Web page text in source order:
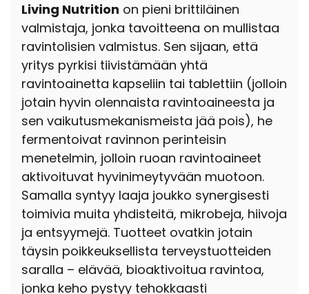
Living Nutrition on pieni brittiläinen
valmistaja, jonka tavoitteena on mullistaa
ravintolisien valmistus. Sen sijaan, että
yritys pyrkisi tiivistämään yhtä
ravintoainetta kapseliin tai tablettiin (jolloin
jotain hyvin olennaista ravintoaineesta ja
sen vaikutusmekanismeista jää pois), he
fermentoivat ravinnon perinteisin
menetelmin, jolloin ruoan ravintoaineet
aktivoituvat hyvinimeytyvään muotoon.
Samalla syntyy laaja joukko synergisesti
toimivia muita yhdisteitä, mikrobeja, hiivoja
ja entsyymejä. Tuotteet ovatkin jotain
täysin poikkeuksellista terveystuotteiden
saralla – elävää, bioaktivoitua ravintoa,
jonka keho pystyy tehokkaasti